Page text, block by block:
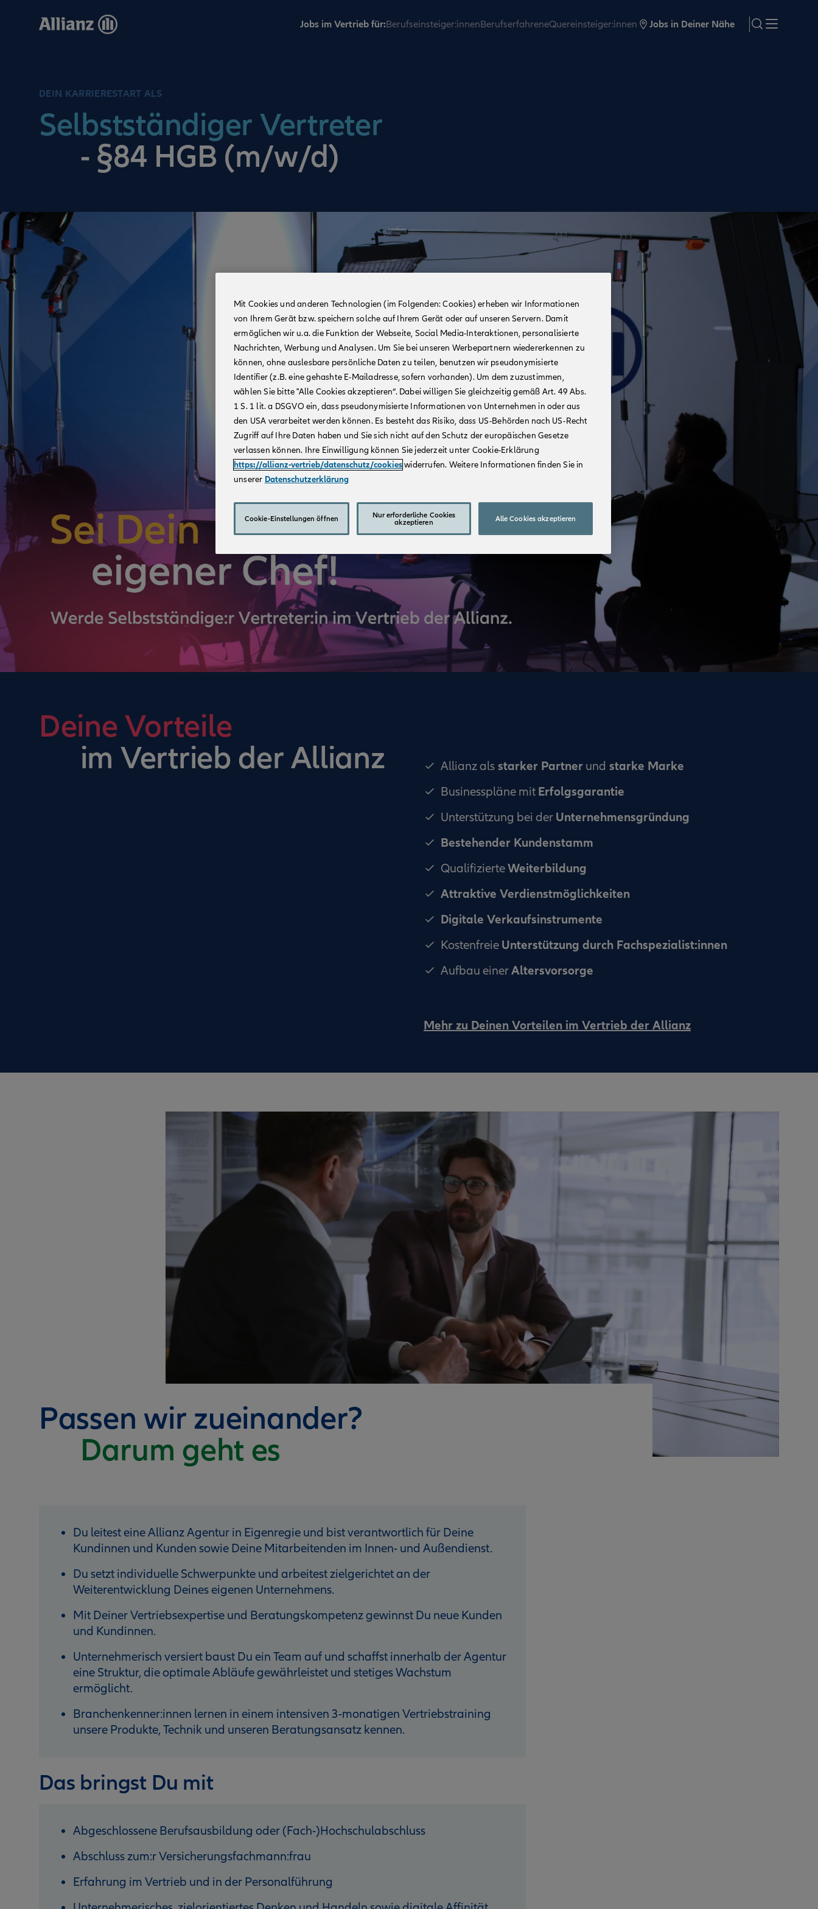
Jobs im Vertrieb für:Berufseinsteiger:innenBerufserfahreneQuereinsteiger:innen Jobs in Deiner Nähe search
DEIN KARRIERESTART ALS
Selbstständiger Vertreter
- §84 HGB (m/w/d)
Deine Vorteile
im Vertrieb der Allianz
Allianz als starker Partner und starke Marke
Businesspläne mit Erfolgsgarantie
Unterstützung bei der Unternehmensgründung
Bestehender Kundenstamm
QualifizierteWeiterbildung
Attraktive Verdienstmöglichkeiten
Digitale Verkaufsinstrumente
Kostenfreie Unterstützung durch Fachspezialist:innen
Aufbau einerAltersvorsorge
Mehr zu Deinen Vorteilen im Vertrieb der Allianz
Passen wir zueinander?
Darum geht es
Du leitest eine Allianz Agentur in Eigenregie und bist verantwortlich für Deine
Kundinnen und Kunden sowie Deine Mitarbeitenden im Innen- und Außendienst.
Du setzt individuelle Schwerpunkte und arbeitest zielgerichtet an der
Weiterentwicklung Deines eigenen Unternehmens.
Mit Deiner Vertriebsexpertise und Beratungskompetenz gewinnst Du neue Kunden
und Kundinnen.
Unternehmerisch versiert baust Du ein Team auf und schaffst innerhalb der Agentur
eine Struktur, die optimale Abläufe gewährleistet und stetiges Wachstum
ermöglicht.
Branchenkenner:innen lernen in einem intensiven 3-monatigen Vertriebstraining
unsere Produkte, Technik und unseren Beratungsansatz kennen.
Das bringst Du mit
Abgeschlossene Berufsausbildung oder (Fach-)Hochschulabschluss
Abschluss zum:r Versicherungsfachmann:frau
Erfahrung im Vertrieb und in der Personalführung
Mit Cookies und anderen Technologien (im Folgenden: Cookies) erheben wir Informationen
von Ihrem Gerät bzw. speichern solche auf Ihrem Gerät oder auf unseren Servern. Damit
ermöglichen wir u.a. die Funktion der Webseite, Social Media-Interaktionen, personalisierte
Nachrichten, Werbung und Analysen. Um Sie bei unseren Werbepartnern wiedererkennen zu
können, ohne auslesbare persönliche Daten zu teilen, benutzen wir pseudonymisierte
Identifier (z.B. eine gehashte E-Mailadresse, sofern vorhanden). Um dem zuzustimmen,
wählen Sie bitte "Alle Cookies akzeptieren“. Dabei willigen Sie gleichzeitig gemäß Art. 49 Abs.
1 S. 1 lit. a DSGVO ein, dass pseudonymisierte Informationen von Unternehmen in oder aus
den USA verarbeitet werden können. Es besteht das Risiko, dass US-Behörden nach US-Recht
Zugriff auf Ihre Daten haben und Sie sich nicht auf den Schutz der europäischen Gesetze
verlassen können. Ihre Einwilligung können Sie jederzeit unter Cookie-Erklärung
https://allianz-vertrieb/datenschutz/cookieswiderrufen. Weitere Informationen finden Sie in
unserer Datenschutzerklärung
Cookie-Einstellungen öffnen
Nur erforderliche Cookies
akzeptieren
Alle Cookies akzeptieren